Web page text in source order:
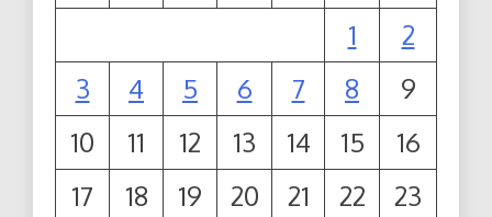
1
2
3
4 5 6 7 8
9
10
11 12 13 14 15
16
17
18 19 20 21 22
23